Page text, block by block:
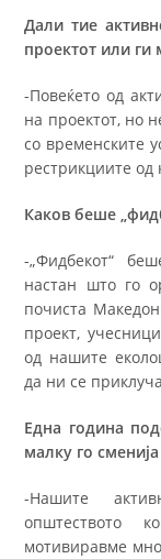
Дали тие
проектот или ги
-Повеќето од
на проектот, но
со временските
рестрикциите од
Каков беше
-„Фидбекот“
настан што го
почиста
проект,
од нашите
да ни се
Една година
малку го
-Нашите
општеството
мотивиравме